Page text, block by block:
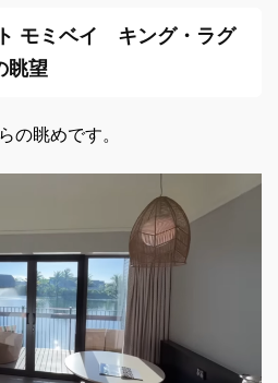
モミベイ キング・ラグ
眺望
の眺めです。